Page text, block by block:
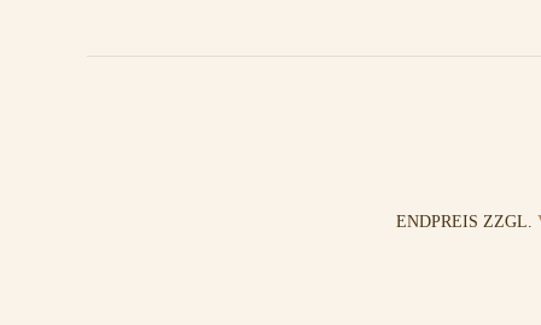
ENDPREIS ZZGL.